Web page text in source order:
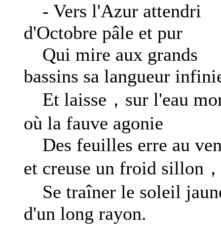
- Vers l'Azur attendri
d'Octobre pâle et pur
Qui mire aux grands
bassins sa langueur
Et laisse，sur l'eau
où la fauve agonie
Des feuilles erre au
et creuse un froid sillon
Se traîner le soleil
d'un long rayon.